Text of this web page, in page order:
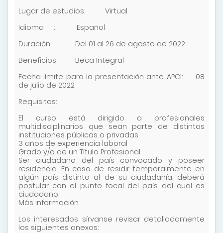
Lugar de estudios: Virtual
Idioma : Español
Duración: Del 01 al 26 de agosto de 2022
Beneficios: Beca Integral
Fecha límite para la presentación ante APCI: 08
de julio de 2022
Requisitos:
El curso está dirigido a profesionales
multidisciplinarios que sean parte de distintas
instituciones públicas o privadas.
3 años de experiencia laboral
Grado y/o de un Título Profesional.
Ser ciudadano del país convocado y poseer
residencia. En caso de residir temporalmente en
algún país distinto al de su ciudadanía, deberá
postular con el punto focal del país del cual es
ciudadano.
Más información
Los interesados sírvanse revisar detalladamente
los siguientes anexos: